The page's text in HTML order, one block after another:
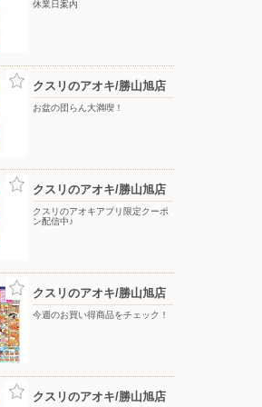
休業日案内
クスリのアオキ/勝山旭店
お盆の団らん大満喫！
クスリのアオキ/勝山旭店
クスリのアオキアプリ限定クーポ
ン配信中♪
クスリのアオキ/勝山旭店
今週のお買い得商品をチェック！
クスリのアオキ/勝山旭店